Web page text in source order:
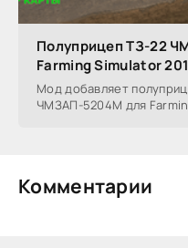
Полуприцеп ТЗ-22
Farming Simulator
Мод добавляет
ЧМЗАП-5204М для
Комментарии